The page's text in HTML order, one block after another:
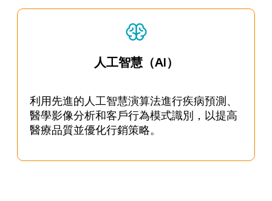
人工智慧（AI）
利用先進的人工智慧演算法進行疾病預測、
醫學影像分析和客戶行為模式識別，以提高
醫療品質並優化行銷策略。